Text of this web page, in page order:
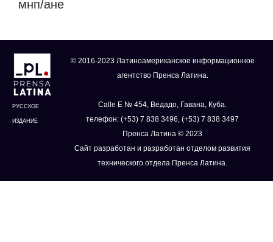
мнп/ане
РУССКОЕ
ИЗДАНИЕ
© 2016-2023 Латиноамериканское информационное
агентство Пренса Латина.
Calle E № 454, Ведадо, Гавана, Куба.
телефон: (+53) 7 838 3496, (+53) 7 838 3497
Пренса Латина © 2023
Сайт разработан и разработан отделом развития
технического отдела Пренса Латина.